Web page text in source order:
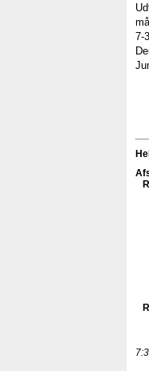
7-3